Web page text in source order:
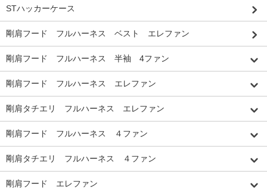
STハッカーケース
剛肩フード フルハーネス ベスト エレファン
剛肩フード フルハーネス 半袖 4ファン
剛肩フード フルハーネス エレファン
剛肩タチエリ フルハーネス エレファン
剛肩フード フルハーネス ４ファン
剛肩タチエリ フルハーネス ４ファン
剛肩フード エレファン